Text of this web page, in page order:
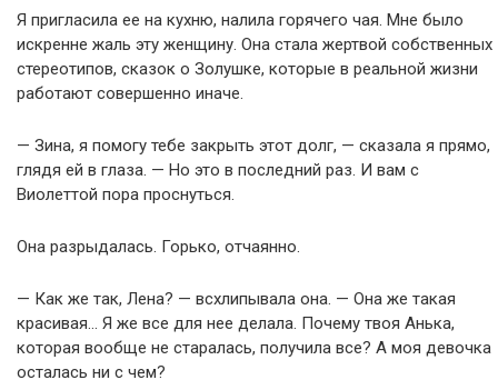
Я пригласила ее на кухню, налила горячего чая. Мне было
искренне жаль эту женщину. Она стала жертвой собственных
стереотипов, сказок о Золушке, которые в реальной жизни
работают совершенно иначе.
— Зина, я помогу тебе закрыть этот долг, — сказала я прямо,
глядя ей в глаза. — Но это в последний раз. И вам с
Виолеттой пора проснуться.
Она разрыдалась. Горько, отчаянно.
— Как же так, Лена? — всхлипывала она. — Она же такая
красивая… Я же все для нее делала. Почему твоя Анька,
которая вообще не старалась, получила все? А моя девочка
осталась ни с чем?